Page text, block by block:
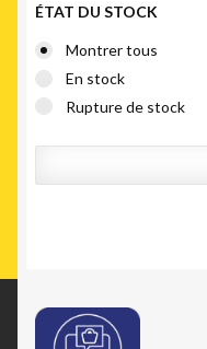
ÉTAT DU STOCK
Montrer tous
En stock
Rupture de stock